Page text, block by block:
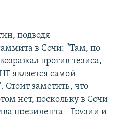
подводя
в Сочи: "Там, по
против тезиса,
является самой
Стоит заметить, что
нет, поскольку в Сочи